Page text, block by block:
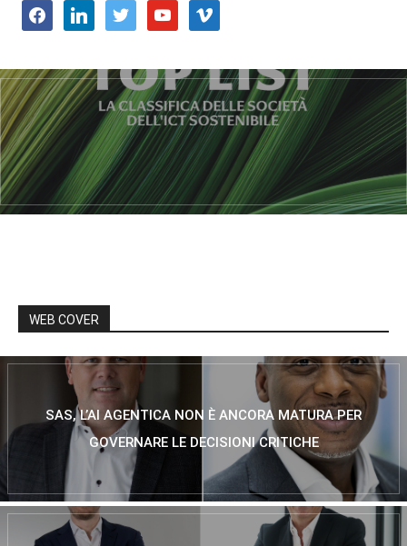
facebooklinkedin twitter youtube vimeo
WEB COVER
SAS, L’AI AGENTICA NON È ANCORA MATURA PER
GOVERNARE LE DECISIONI CRITICHE